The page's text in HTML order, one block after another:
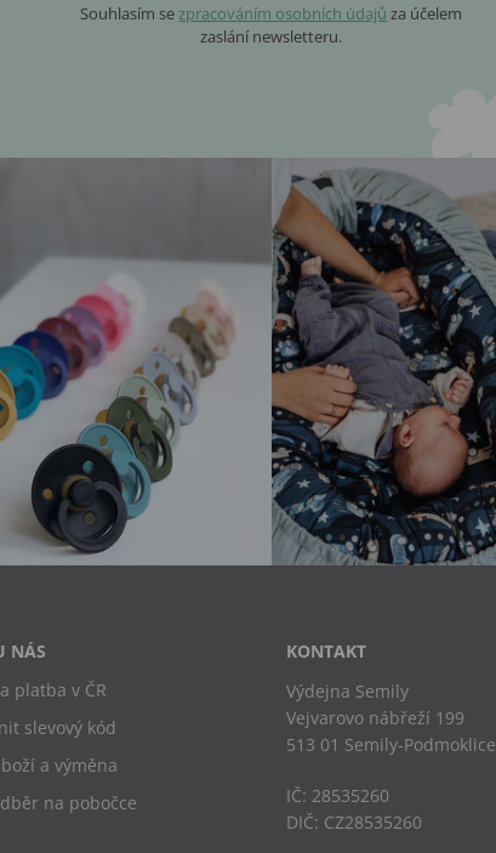
Souhlasím se zpracováním osobních údajů za účelem
zaslání newsletteru.
NÁS
platba v ČR
slevový kód
a výměna
na pobočce
KONTAKT
Výdejna Semily
Vejvarovo nábřeží 199
513 01 Semily-Podmoklice
IČ: 28535260
DIČ: CZ28535260